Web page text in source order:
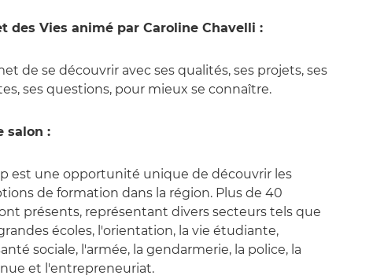
des Vies animé par Caroline Chavelli :
de se découvrir avec ses qualités, ses projets, ses
ses questions, pour mieux se connaître.
salon :
est une opportunité unique de découvrir les
de formation dans la région. Plus de 40
présents, représentant divers secteurs tels que
écoles, l'orientation, la vie étudiante,
sociale, l'armée, la gendarmerie, la police, la
et l'entrepreneuriat.